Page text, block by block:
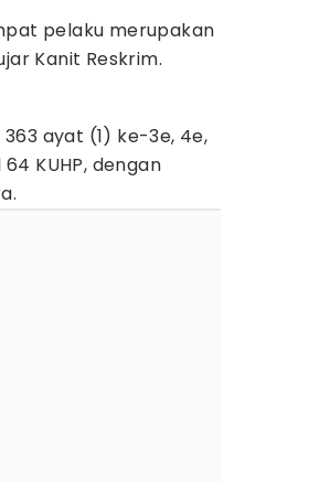
pelaku merupakan
Kanit Reskrim.
ayat (1) ke-3e, 4e,
64 KUHP, dengan